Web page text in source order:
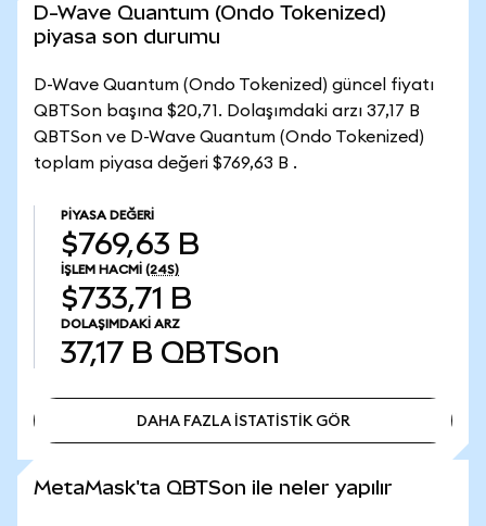
D-Wave Quantum (Ondo Tokenized)
piyasa son durumu
D-Wave Quantum (Ondo Tokenized) güncel fiyatı
QBTSon başına $20,71. Dolaşımdaki arzı 37,17 B
QBTSon ve D-Wave Quantum (Ondo Tokenized)
toplam piyasa değeri $769,63 B .
PIYASA DEĞERI
$769,63 B
İŞLEM HACMI (24S)
$733,71 B
DOLAŞIMDAKI ARZ
37,17 B QBTSon
DAHA FAZLA İSTATİSTİK GÖR
MetaMask'ta QBTSon ile neler yapılır